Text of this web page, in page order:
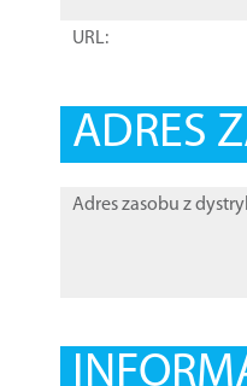
URL:
ADRES
Adres zasobu z